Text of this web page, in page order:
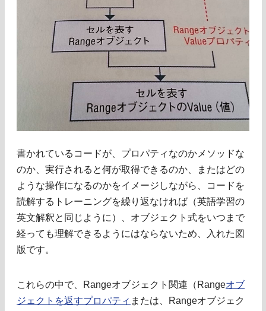
書かれているコードが、プロパティなのかメソッドな
のか、実行されると何が取得できるのか、またはどの
ような操作になるのかをイメージしながら、コードを
読解するトレーニングを繰り返なければ（英語学習の
英文解釈と同じように）、オブジェクト式をいつまで
経っても理解できるようにはならないため、入れた図
版です。
これらの中で、Rangeオブジェクト関連（Rangeオブ
ジェクトを返すプロパティ または、Rangeオブジェク